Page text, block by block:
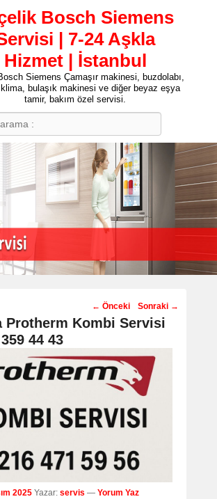
Bosch Siemens
| 7-24 Aşkla
Hizmet | İstanbul
Siemens Çamaşır makinesi, buzdolabı,
bulaşık makinesi ve diğer beyaz eşya
tamir, bakım özel servisi.
Post
navigation
← Önceki Sonraki →
Protherm Kombi Servisi
44 43
2025 Yazar: servis — Yorum Yaz